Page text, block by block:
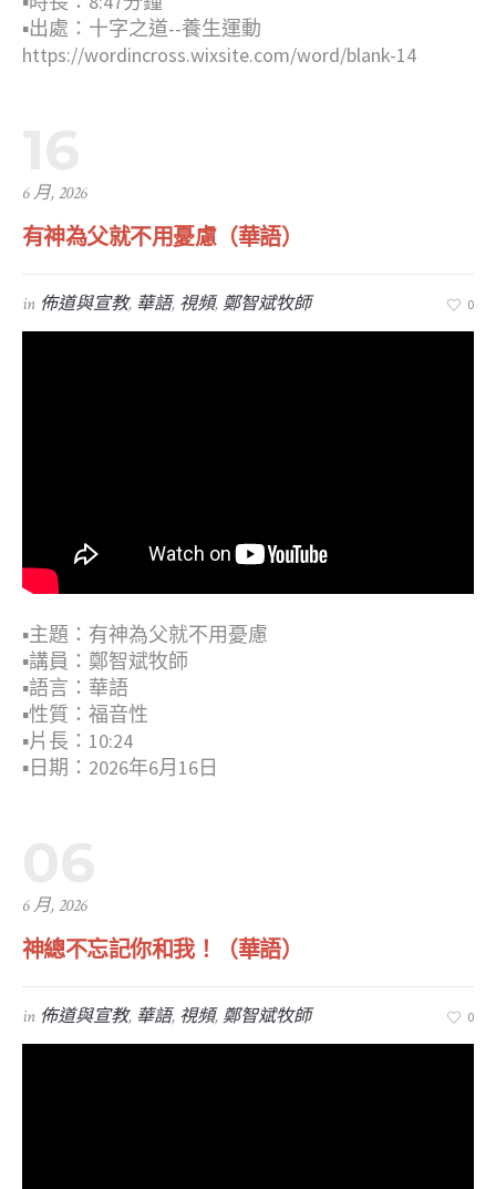
▪︎出處：十字之道--養生運動
https://wordincross.wixsite.com/word/blank-14
6 月, 2026
有神為父就不用憂慮（華語）
in 佈道與宣教, 華語, 視頻,鄭智斌牧師 0
▪︎主題：有神為父就不用憂慮
▪︎講員：鄭智斌牧師
▪︎語言：華語
▪︎性質：福音性
▪︎片長：10:24
▪︎日期：2026年6月16日
6 月, 2026
神總不忘記你和我！（華語）
in 佈道與宣教, 華語, 視頻,鄭智斌牧師 0